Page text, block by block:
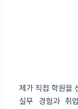
제가 직접 학원을
실무 경험과 취